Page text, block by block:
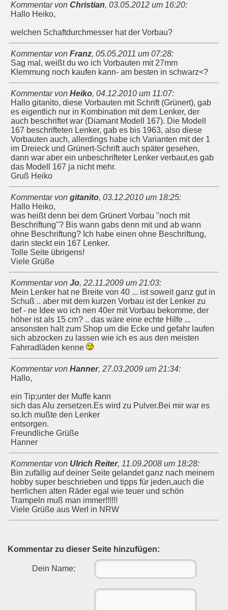
Kommentar von Christian, 03.05.2012 um 16:20:
Hallo Heiko,
welchen Schaftdurchmesser hat der Vorbau?
Kommentar von Franz, 05.05.2011 um 07:28:
Sag mal, weißt du wo ich Vorbauten mit 27mm
Klemmung noch kaufen kann- am besten in schwarz<?
Kommentar von Heiko, 04.12.2010 um 11:07:
Hallo gitanito, diese Vorbauten mit Schrift (Grünert), gab
es eigentlich nur in Kombination mit dem Lenker, der
auch beschriftet war (Diamant Modell 167). Die Modell
167 beschrifteten Lenker, gab es bis 1963, also diese
Vorbauten auch, allerdings habe ich Varianten mit der 1
im Dreieck und Grünert-Schrift auch später gesehen,
dann war aber ein unbeschrifteter Lenker verbaut,es gab
das Modell 167 ja nicht mehr.
Gruß Heiko
Kommentar von gitanito, 03.12.2010 um 18:25:
Hallo Heiko,
was heißt denn bei dem Grünert Vorbau "noch mit
Beschriftung"? Bis wann gabs denn mit und ab wann
ohne Beschriftung? Ich habe einen ohne Beschriftung,
darin steckt ein 167 Lenker.
Tolle Seite übrigens!
Viele Grüße
Kommentar von Jo, 22.11.2009 um 21:03:
Mein Lenker hat ne Breite von 40 ... ist soweit ganz gut in
Schuß .. aber mit dem kurzen Vorbau ist der Lenker zu
tief - ne Idee wo ich nen 40er mit Vorbau bekomme, der
höher ist als 15 cm? .. das wäre eine echte Hilfe ...
ansonsten halt zum Shop um die Ecke und gefahr laufen
sich abzocken zu lassen wie ich es aus den meisten
Fahrradläden kenne
Kommentar von Hanner, 27.03.2009 um 21:34:
Hallo,
ein Tip;unter der Muffe kann
sich das Alu zersetzen.Es wird zu Pulver.Bei mir war es
so.Ich mußte den Lenker
entsorgen.
Freundliche Grüße
Hanner
Kommentar von Ulrich Reiter, 11.09.2008 um 18:28:
Bin zufällig auf deiner Seite gelandet ganz nach meinem
hobby super beschrieben und tipps für jeden,auch die
herrlichen alten Räder egal wie teuer und schön
Trampeln muß man immer!!!!!!
Viele Grüße aus Werl in NRW
Kommentar zu dieser Seite hinzufügen:
Dein Name: